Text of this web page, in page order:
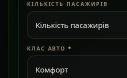
КІЛЬКІСТЬ ПАСАЖИРІВ
КЛАС АВТО *